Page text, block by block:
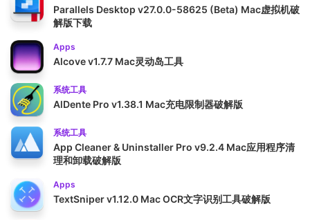
Parallels Desktop v27.0.0-58625 (Beta) Mac虚拟机破
解版下载
Apps
Alcove v1.7.7 Mac灵动岛工具
系统工具
AlDente Pro v1.38.1 Mac充电限制器破解版
系统工具
App Cleaner & Uninstaller Pro v9.2.4 Mac应用程序清
理和卸载破解版
Apps
TextSniper v1.12.0 Mac OCR文字识别工具破解版